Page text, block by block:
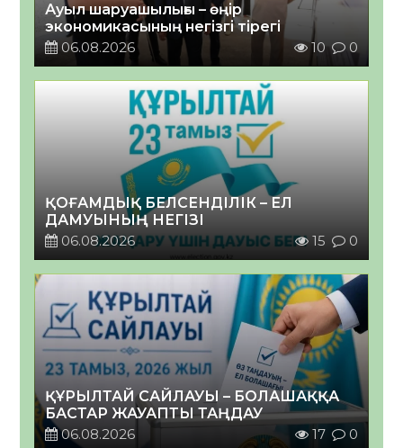
Ауыл шаруашылығы – өңір
экономикасының негізгі тірегі
06.08.2026
10 0
ҚОҒАМДЫҚ БЕЛСЕНДІЛІК – ЕЛ
ДАМУЫНЫҢ НЕГІЗІ
06.08.2026
15 0
ҚҰРЫЛТАЙ САЙЛАУЫ – БОЛАШАҚҚА
БАСТАР ЖАУАПТЫ ТАҢДАУ
06.08.2026
17 0